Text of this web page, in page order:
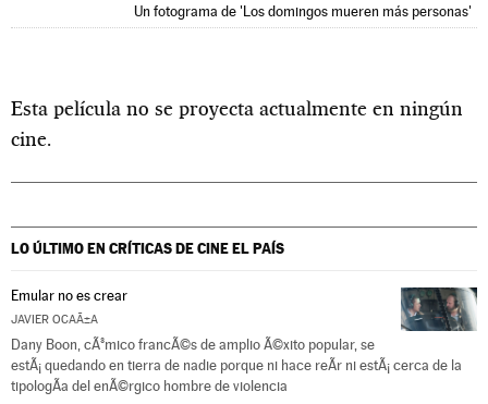
Un fotograma de 'Los domingos mueren más personas'
Esta película no se proyecta actualmente en ningún
cine.
LO ÚLTIMO EN CRÍTICAS DE CINEEL PAÍS
Emular no es crear
JAVIER OCAÃ±A
Dany Boon, cÃ³mico francÃ©s de amplio Ã©xito popular, se
estÃ¡ quedando en tierra de nadie porque ni hace reÃ­r ni estÃ¡ cerca de la
tipologÃ­a del enÃ©rgico hombre de violencia